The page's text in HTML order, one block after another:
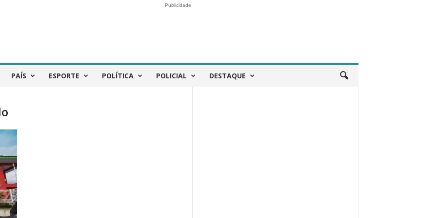
Publicidade
PAÍS ESPORTE POLÍTICA POLICIAL DESTAQUE